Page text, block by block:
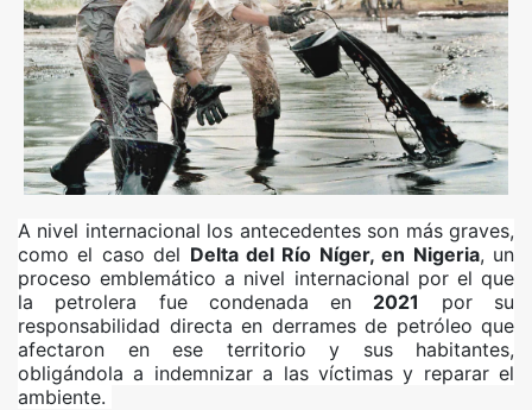
A nivel internacional los antecedentes son más graves,
como el caso del Delta del Río Níger, en Nigeria, un
proceso emblemático a nivel internacional por el que
la petrolera fue condenada en 2021
por su
responsabilidad directa en derrames de petróleo que
afectaron en ese territorio y sus habitantes,
obligándola a indemnizar a las víctimas y reparar el
ambiente.